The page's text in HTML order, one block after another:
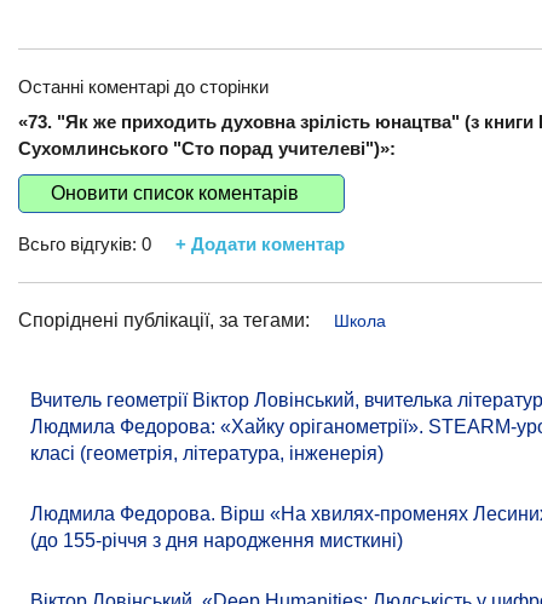
Останні коментарі до сторінки
«73. "Як же приходить духовна зрілість юнацтва" (з
Сухомлинського "Сто порад учителеві")»:
Оновити список коментарів
Всьго відгуків: 0 + Додати коментар
Споріднені публікації, за тегами: Школа
Вчитель геометрії Віктор Ловінський, вчителька
Людмила Федорова: «Хайку оріганометрії». STEARM-
класі (геометрія, література, інженерія)
Людмила Федорова. Вірш «На хвилях-променях
(до 155-річчя з дня народження мисткині)